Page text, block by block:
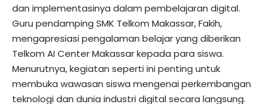
dan implementasinya dalam pembelajaran digital.
Guru pendamping SMK Telkom Makassar, Fakih,
mengapresiasi pengalaman belajar yang diberikan
Telkom AI Center Makassar kepada para siswa.
Menurutnya, kegiatan seperti ini penting untuk
membuka wawasan siswa mengenai perkembangan
teknologi dan dunia industri digital secara langsung.